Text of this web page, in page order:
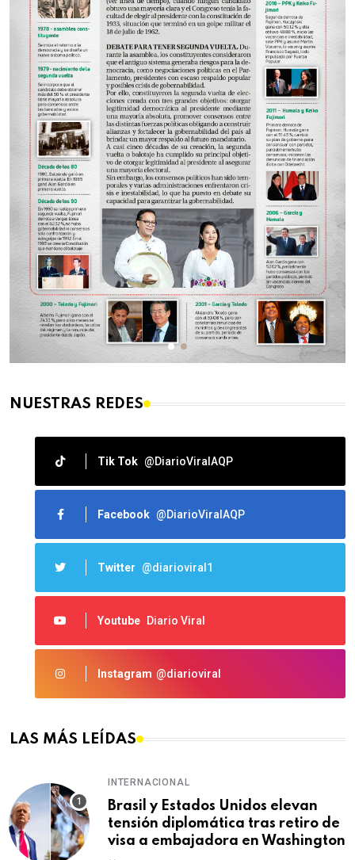
NUESTRAS REDES
Tik Tok @DiarioViralAQP
Facebook @DiarioViralAQP
Twitter @diarioviral1
Youtube Diario Viral
Instagram @diarioviral
LAS MÁS LEÍDAS
INTERNACIONAL
Brasil y Estados Unidos elevan
tensión diplomática tras retiro de
visa a embajadora en Washington